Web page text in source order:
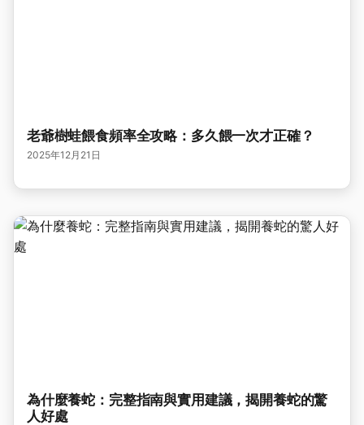
老爺樹蛙餵食頻率全攻略：多久餵一次才正確？
2025年12月21日
為什麼養蛇：完整指南與實用建議，揭開養蛇的驚
人好處